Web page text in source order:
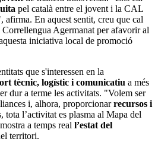
pel català entre el jovent i la CAL
afirma. En aquest sentit, creu que cal
Agermanat per afavorir al
iniciativa local de promoció
que s'interessen en la
tècnic, logístic i comunicatiu a més
dur a terme les activitats. "Volem ser
i, alhora, proporcionarrecursos i
tota l’activitat es plasma al Mapa del
a temps real l’estat del
territori.